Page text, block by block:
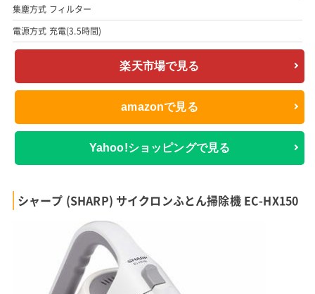
集塵方式 フィルター
電源方式 充電(3.5時間)
楽天市場で見る
amazonで見る
Yahoo!ショッピングで見る
シャープ (SHARP) サイクロンふとん掃除機 EC-HX150